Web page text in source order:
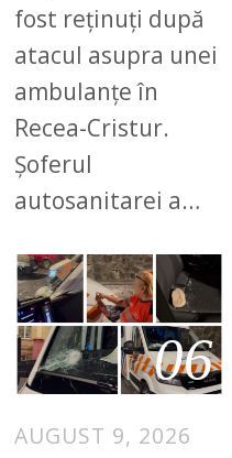
fost reținuți după
atacul asupra unei
ambulanțe în
Recea-Cristur.
Șoferul
autosanitarei a…
06
AUGUST 9, 2026